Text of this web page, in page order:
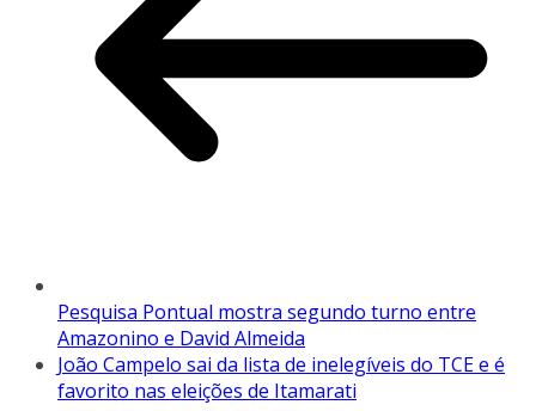
Pesquisa Pontual mostra segundo turno entre
Amazonino e David Almeida
João Campelo sai da lista de inelegíveis do TCE e é
favorito nas eleições de Itamarati